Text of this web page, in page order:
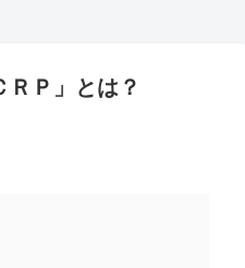
ＲＰ」とは？